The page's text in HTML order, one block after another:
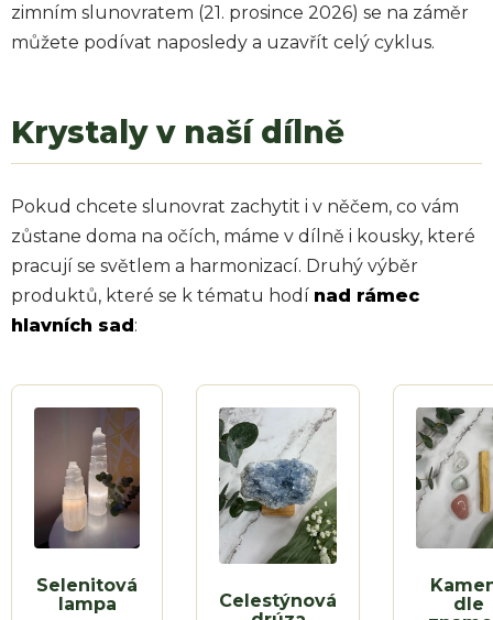
zimním slunovratem (21. prosince 2026) se na záměr
můžete podívat naposledy a uzavřít celý cyklus.
Krystaly v naší dílně
Pokud chcete slunovrat zachytit i v něčem, co vám
zůstane doma na očích, máme v dílně i kousky, které
pracují se světlem a harmonizací. Druhý výběr
produktů, které se k tématu hodí nad rámec
hlavních sad:
Selenitová
lampa
Celestýnová
dle